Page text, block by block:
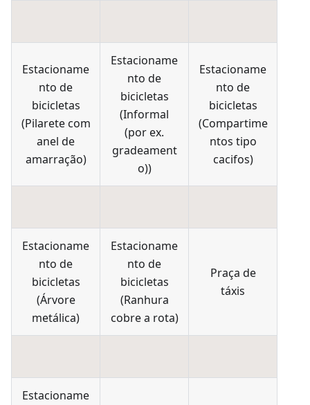
Estacioname
nto de
bicicletas
(Pilarete com
anel de
amarração)
Estacioname
nto de
bicicletas
(Informal
(por ex.
gradeament
o))
Estacioname
nto de
bicicletas
(Compartime
ntos tipo
cacifos)
Estacioname
nto de
bicicletas
(Árvore
metálica)
Estacioname
nto de
bicicletas
(Ranhura
cobre a rota)
Praça de
táxis
Estacioname